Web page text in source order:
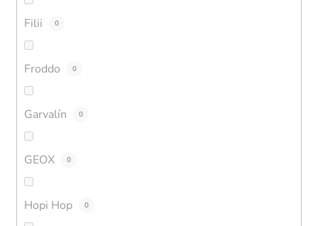
Filii 0
Froddo 0
Garvalín 0
GEOX 0
Hopi Hop 0